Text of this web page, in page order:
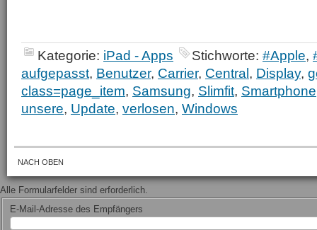
Kategorie: iPad - Apps Stichworte: #Apple,
aufgepasst, Benutzer, Carrier, Central, Display,
class=page_item, Samsung, Slimfit, Smartphone
unsere, Update, verlosen, Windows
NACH OBEN
Alle Formularfelder sind erforderlich.
E-Mail-Adresse des Empfängers